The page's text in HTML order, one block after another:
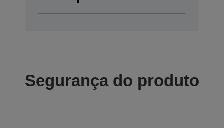
Segurança do produto